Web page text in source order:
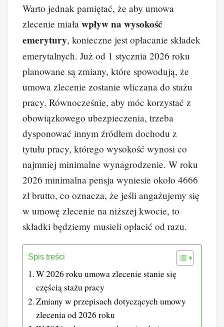
Warto jednak pamiętać, że aby umowa
zlecenie miała wpływ na wysokość
emerytury, konieczne jest opłacanie składek
emerytalnych. Już od 1 stycznia 2026 roku
planowane są zmiany, które spowodują, że
umowa zlecenie zostanie wliczana do stażu
pracy. Równocześnie, aby móc korzystać z
obowiązkowego ubezpieczenia, trzeba
dysponować innym źródłem dochodu z
tytułu pracy, którego wysokość wynosi co
najmniej minimalne wynagrodzenie. W roku
2026 minimalna pensja wyniesie około 4666
zł brutto, co oznacza, że jeśli angażujemy się
w umowę zlecenie na niższej kwocie, to
składki będziemy musieli opłacić od razu.
Spis treści
W 2026 roku umowa zlecenie stanie się
częścią stażu pracy
Zmiany w przepisach dotyczących umowy
zlecenia od 2026 roku